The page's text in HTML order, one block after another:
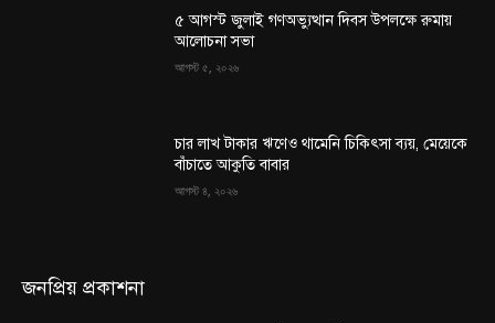
৫ আগস্ট জুলাই গণঅভ্যুত্থান দিবস উপলক্ষে রুমায়
আলোচনা সভা
আগস্ট ৫, ২০২৬
চার লাখ টাকার ঋণেও থামেনি চিকিৎসা ব্যয়, মেয়েকে
বাঁচাতে আকুতি বাবার
আগস্ট ৪, ২০২৬
জনপ্রিয় প্রকাশনা